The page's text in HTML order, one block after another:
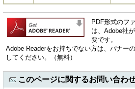
PDF形式のフ
は、Adobe社
要です。
Adobe Readerをお持ちでない方は、バナー
してください。（無料）
このページに関するお問い合わ